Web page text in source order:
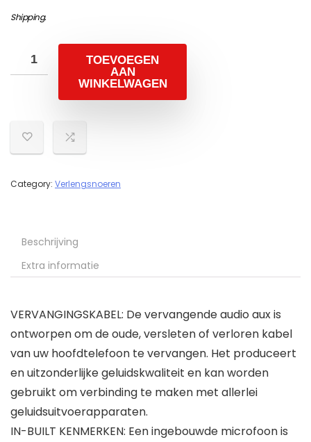
Shipping.
TOEVOEGEN
AAN
WINKELWAGEN
Category: Verlengsnoeren
Beschrijving
Extra informatie
VERVANGINGSKABEL: De vervangende audio aux is
ontworpen om de oude, versleten of verloren kabel
van uw hoofdtelefoon te vervangen. Het produceert
en uitzonderlijke geluidskwaliteit en kan worden
gebruikt om verbinding te maken met allerlei
geluidsuitvoerapparaten.
IN-BUILT KENMERKEN: Een ingebouwde microfoon is